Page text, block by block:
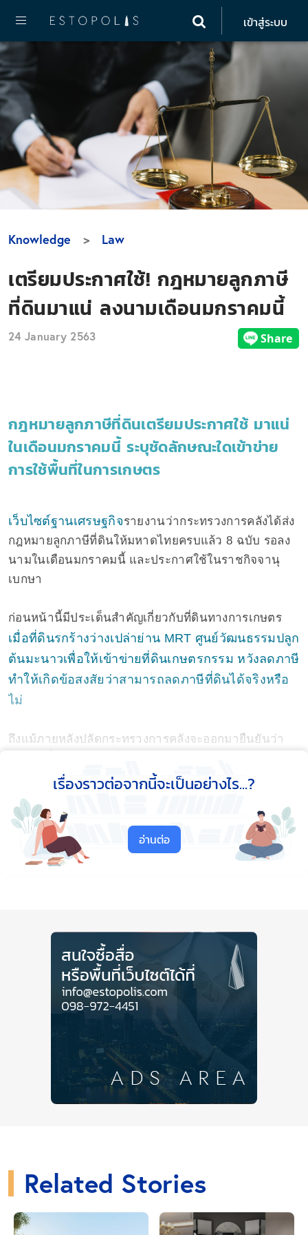
เข้าสู่ระบบ
Knowledge Law
เตรียมประกาศใช้! กฎหมายลูกภาษี
ที่ดินมาแน่ ลงนามเดือนมกราคมนี้
24 January 2563
กฎหมายลูกภาษีที่ดินเตรียมประกาศใช้ มาแน่
ในเดือนมกราคมนี้ ระบุชัดลักษณะใดเข้าข่าย
การใช้พื้นที่ในการเกษตร
เว็บไซต์ฐานเศรษฐกิจรายงานว่ากระทรวงการคลังได้ส่ง
กฎหมายลูกภาษีที่ดินให้มหาดไทยครบแล้ว 8 ฉบับ รอลง
นามในเดือนมกราคมนี้ และประกาศใช้ในราชกิจจานุ
เบกษา
ก่อนหน้านี้มีประเด็นสำคัญเกี่ยวกับที่ดินทางการเกษตร
เมื่อที่ดินรกร้างว่างเปล่าย่าน MRT ศูนย์วัฒนธรรมปลูก
ต้นมะนาวเพื่อให้เข้าข่ายที่ดินเกษตรกรรม หวังลดภาษี
ทำให้เกิดข้อสงสัยว่าสามารถลดภาษีที่ดินได้จริงหรือ
ไม่
ถึงแม้ภายหลังปลัดกระทรวงการคลังจะออกมายืนยันว่า
กฎหมายลูก 8 ฉบับนี้ประกาศใช้อย่างเป็นทางการ เราจะ
ทราบทันทีว่าลักษณะใดเข้าข่ายการใช้ที่ดินเพื่อ
การเกษตรอย่างไรก็ตามทางเว็บไซต์ฐานเศรษฐกิจก็ได้
รายงานถึงเกณฑ์ไม้ผลและจำนวนต้นบนที่เกษตรไว้
คร่าวๆ ดังนี้
กาแฟ 170 ต้นต่อไร่
มะนาว 50 ต้นต่อไร่
มะละกอ กรณียกร่อง 100 ต้นต่อไร่
ไม้ยกร่อง 175 ต้นต่อไร่
ปศุสัตว์
ทั้งนี้ที่ดินที่อยู่ในข่ายพื้นที่เกษตรกรรมตามเกณฑ์ภาษีที่ดิน
และสิ่งปลูกสร้างได้ยึดตามระเบียบปฏิบัติพืชเศรษฐกิจของ
กระทรวงเกษตร อย่างไรก็ตามถึงแม้บางรายการจะไม่อยู่
บทความที่เกี่ยวข้อง
เรื่องราวต่อจากนี้จะเป็นอย่างไร...?
อ่านต่อ
Related Stories